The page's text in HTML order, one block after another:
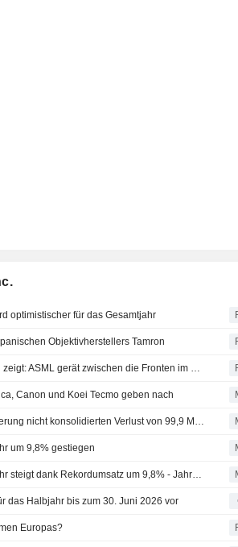
optimistischer für das Gesamtjahr
Objektivherstellers Tamron
Chinas Vorstoß bei Chip-Anlagen zeigt: ASML gerät zwischen die Fronten im US-China-Konflikt
Canon und Koei Tecmo geben nach
Canon verbucht nach Restrukturierung nicht konsolidierten Verlust von 99,9 Mrd. Yen
um 9,8% gestiegen
Canons Gewinn im ersten Halbjahr steigt dank Rekordumsatz um 9,8% - Jahresprognose angehoben
das Halbjahr bis zum 30. Juni 2026 vor
Europas?